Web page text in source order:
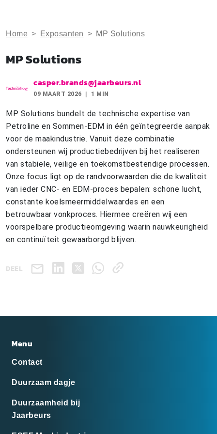
Home > Exposanten > MP Solutions
MP Solutions
casper.brands@jaarbeurs.nl
09 MAART 2026 1 MIN
MP Solutions bundelt de technische expertise van
Petroline en Sommen-EDM in één geïntegreerde aanpak
voor de maakindustrie. Vanuit deze combinatie
ondersteunen wij productiebedrijven bij het realiseren
van stabiele, veilige en toekomstbestendige processen.
Onze focus ligt op de randvoorwaarden die de kwaliteit
van ieder CNC- en EDM-proces bepalen: schone lucht,
constante koelsmeermiddelwaardes en een
betrouwbaar vonkproces. Hiermee creëren wij een
voorspelbare productieomgeving waarin nauwkeurigheid
en continuïteit gewaarborgd blijven.
DEEL
Menu
Contact
Duurzaam dagje
Duurzaamheid bij
Jaarbeurs